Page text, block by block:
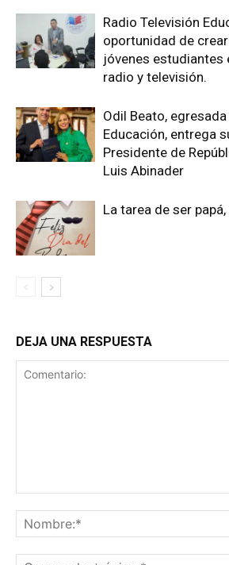
Radio Televisión
oportunidad de
jóvenes estudiantes
radio y televisión.
Odil Beato,
Educación, entrega
Presidente de
Luis Abinader
La tarea de ser
DEJA UNA RESPUESTA